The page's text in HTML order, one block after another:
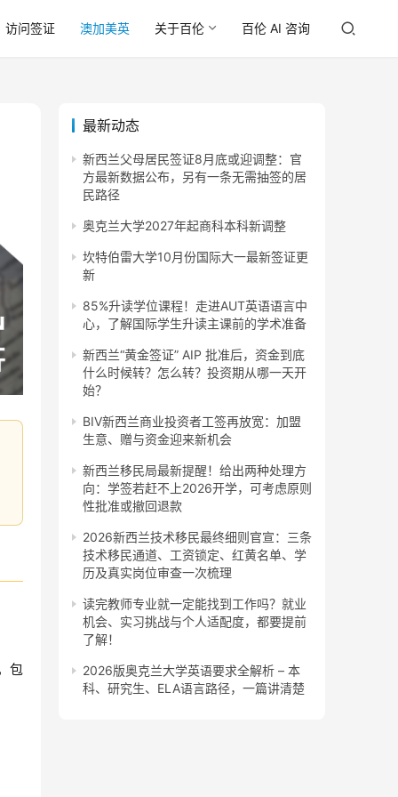
访问签证 澳加美英 关于百伦 百伦 AI 咨询
包
最新动态
新西兰父母居民签证8月底或迎调整：官
方最新数据公布，另有一条无需抽签的居
民路径
奥克兰大学2027年起商科本科新调整
坎特伯雷大学10月份国际大一最新签证更
新
85%升读学位课程！走进AUT英语语言中
心，了解国际学生升读主课前的学术准备
新西兰“黄金签证” AIP 批准后，资金到底
什么时候转？怎么转？投资期从哪一天开
始？
BIV新西兰商业投资者工签再放宽：加盟
生意、赠与资金迎来新机会
新西兰移民局最新提醒！给出两种处理方
向：学签若赶不上2026开学，可考虑原则
性批准或撤回退款
2026新西兰技术移民最终细则官宣：三条
技术移民通道、工资锁定、红黄名单、学
历及真实岗位审查一次梳理
读完教师专业就一定能找到工作吗？就业
机会、实习挑战与个人适配度，都要提前
了解！
2026版奥克兰大学英语要求全解析 – 本
科、研究生、ELA语言路径，一篇讲清楚